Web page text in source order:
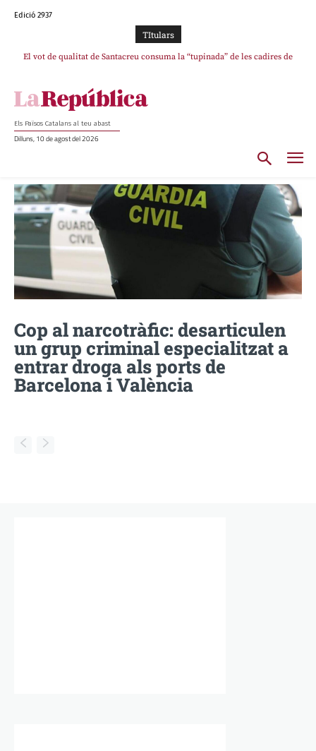
Edició 2937
TItulars
El vot de qualitat de Santacreu consuma la “tupinada” de les cadires de
Els Països Catalans al teu abast
Dilluns, 10 de agost del 2026
Cop al narcotràfic: desarticulen
un grup criminal especialitzat a
entrar droga als ports de
Barcelona i València